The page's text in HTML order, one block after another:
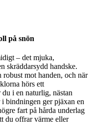
på snön
– det mjuka,
skräddarsydd handske.
mot handen, och när
hörs ett
i en naturlig, nästan
bindningen ger pjäxan en
fart på hårda underlag
du offrar värme eller